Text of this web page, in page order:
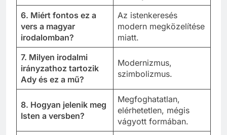
6. Miért fontos ez a
vers a magyar
irodalomban?
Az istenkeresés
modern megközelítése
miatt.
7. Milyen irodalmi
irányzathoz tartozik
Ady és ez a mű?
Modernizmus,
szimbolizmus.
8. Hogyan jelenik meg
Isten a versben?
Megfoghatatlan,
elérhetetlen, mégis
vágyott formában.